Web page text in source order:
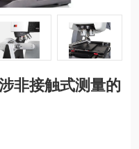
非接触式测量的